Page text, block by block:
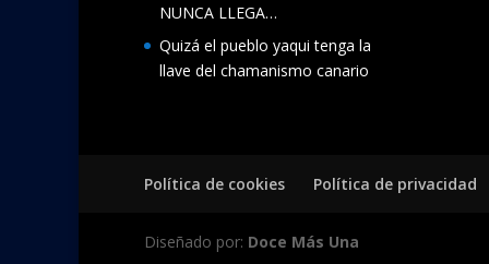
NUNCA LLEGA…
Quizá el pueblo yaqui tenga la
llave del chamanismo canario
Política de cookies Política de privacidad
Diseñado por: Doce Más Una